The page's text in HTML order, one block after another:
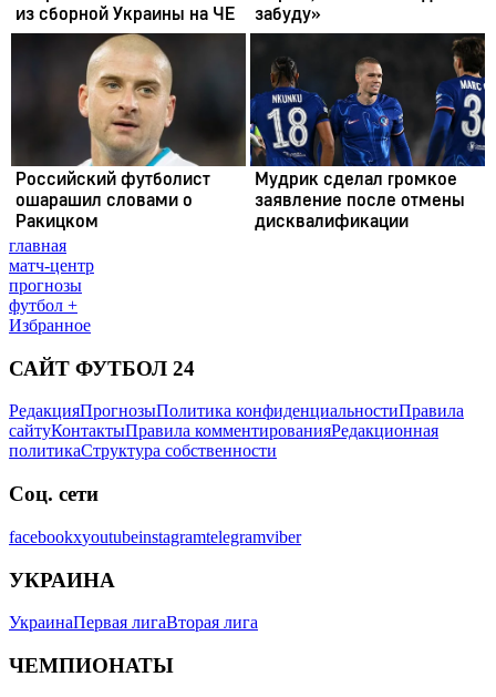
главная
матч-центр
прогнозы
футбол +
Избранное
САЙТ ФУТБОЛ 24
РедакцияПрогнозыПолитика конфиденциальностиПравила
сайтуКонтактыПравила комментированияРедакционная
политикаСтруктура собственности
Соц. сети
facebookxyoutubeinstagramtelegramviber
УКРАИНА
УкраинаПервая лигаВторая лига
ЧЕМПИОНАТЫ